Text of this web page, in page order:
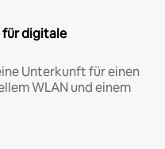
digitale
Unterkunft für einen
WLAN und einem